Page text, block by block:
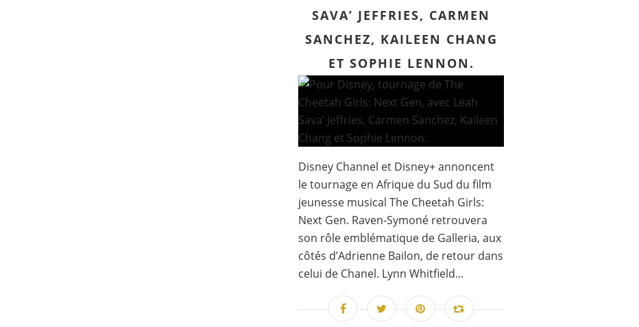
SAVA’ JEFFRIES, CARMEN
SANCHEZ, KAILEEN CHANG
ET SOPHIE LENNON.
Disney Channel et Disney+ annoncent
le tournage en Afrique du Sud du film
jeunesse musical The Cheetah Girls:
Next Gen. Raven-Symoné retrouvera
son rôle emblématique de Galleria, aux
côtés d’Adrienne Bailon, de retour dans
celui de Chanel. Lynn Whitfield...